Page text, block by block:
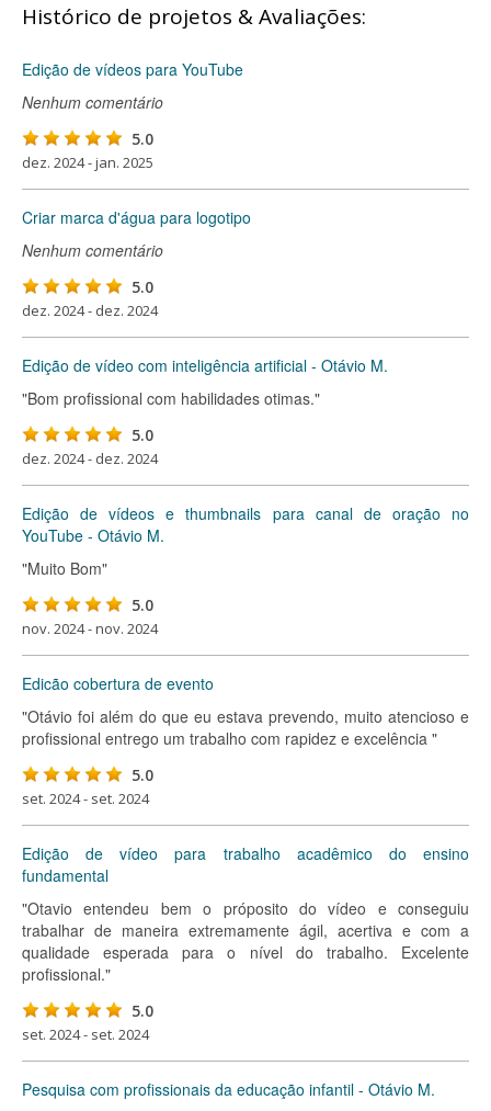
Histórico de projetos & Avaliações:
Edição de vídeos para YouTube
Nenhum comentário
5.0
dez. 2024 - jan. 2025
Criar marca d'água para logotipo
Nenhum comentário
5.0
dez. 2024 - dez. 2024
Edição de vídeo com inteligência artificial - Otávio M.
"Bom profissional com habilidades otimas."
5.0
dez. 2024 - dez. 2024
Edição de vídeos e thumbnails para canal de oração no
YouTube - Otávio M.
"Muito Bom"
5.0
nov. 2024 - nov. 2024
Edicão cobertura de evento
"Otávio foi além do que eu estava prevendo, muito atencioso e
profissional entrego um trabalho com rapidez e excelência "
5.0
set. 2024 - set. 2024
Edição de vídeo para trabalho acadêmico do ensino
fundamental
"Otavio entendeu bem o próposito do vídeo e conseguiu
trabalhar de maneira extremamente ágil, acertiva e com a
qualidade esperada para o nível do trabalho. Excelente
profissional."
5.0
set. 2024 - set. 2024
Pesquisa com profissionais da educação infantil - Otávio M.